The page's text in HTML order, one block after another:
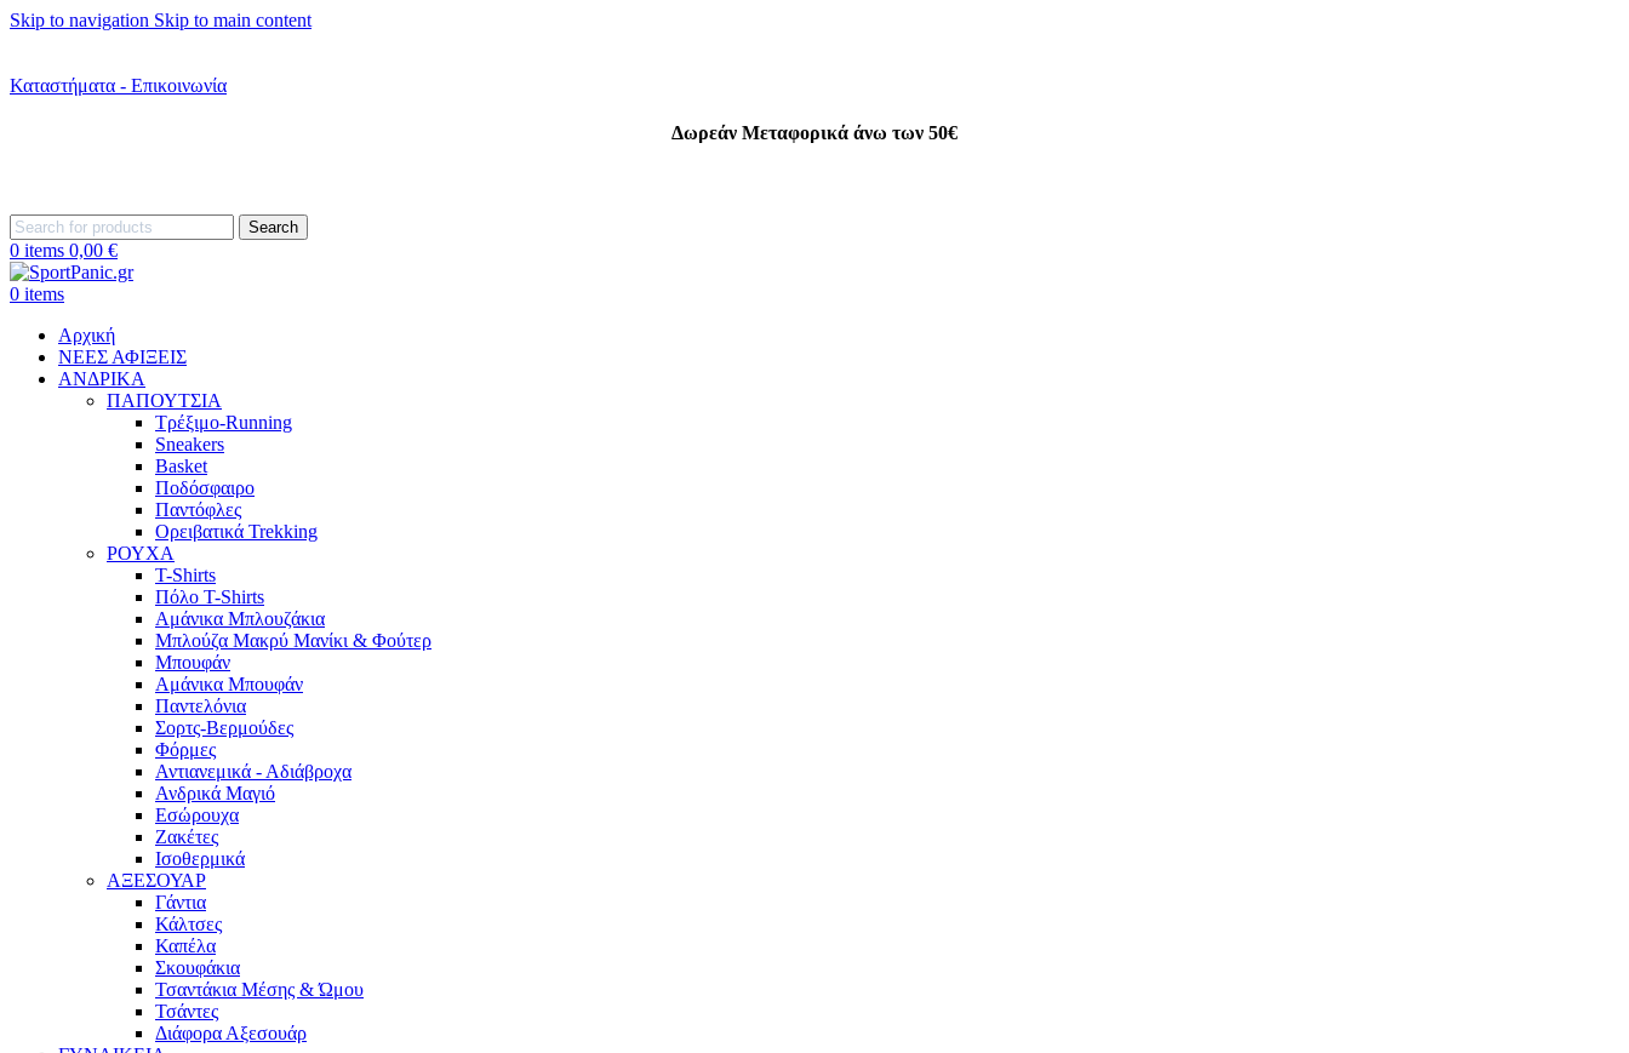
Skip to navigation Skip to main content
Καταστήματα - Επικοινωνία
Δωρεάν Μεταφορικά άνω των 50€
Search
0 items 0,00 €
0 items
Αρχική
ΝΕΕΣ ΑΦΙΞΕΙΣ
AΝΔΡΙΚΑ
ΠΑΠΟΥΤΣΙΑ
Τρέξιμο-Running
Sneakers
Basket
Ποδόσφαιρο
Παντόφλες
Ορειβατικά Trekking
ΡΟΥΧΑ
T-Shirts
Πόλο T-Shirts
Αμάνικα Μπλουζάκια
Μπλούζα Μακρύ Μανίκι & Φούτερ
Μπουφάν
Αμάνικα Μπουφάν
Παντελόνια
Σορτς-Βερμούδες
Φόρμες
Αντιανεμικά - Αδιάβροχα
Ανδρικά Μαγιό
Εσώρουχα
Ζακέτες
Ισοθερμικά
ΑΞΕΣΟΥΑΡ
Γάντια
Κάλτσες
Καπέλα
Σκουφάκια
Τσαντάκια Μέσης & Ώμου
Τσάντες
Διάφορα Αξεσουάρ